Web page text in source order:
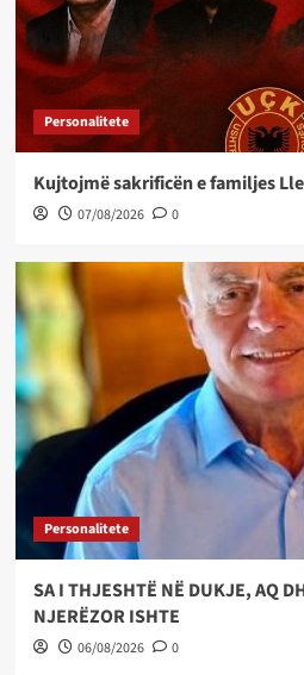
Personalitete
Kujtojmë sakrificën e familjes
07/08/2026 0
Personalitete
SA I THJESHTË NË DUKJE, AQ
NJERËZOR ISHTE
06/08/2026 0